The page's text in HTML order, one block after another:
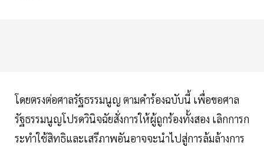
โดยตรงต่อศาลรัฐธรรมนูญ ตามคำร้องฉบับนี้ เพื่อขอศาล
รัฐธรรมนูญโปรดวินิจฉัยสั่งการให้ผู้ถูกร้องทั้งสอง เลิกการก
ระทำใช้สิทธิและเสรีภาพอันอาจจะนำไปสู่การล้มล้างการ